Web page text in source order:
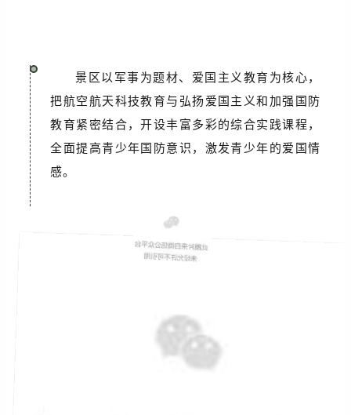
景区以军事为题材、爱国主义教育为核心，
把航空航天科技教育与弘扬爱国主义和加强国防
教育紧密结合，开设丰富多彩的综合实践课程，
全面提高青少年国防意识，激发青少年的爱国情
感。